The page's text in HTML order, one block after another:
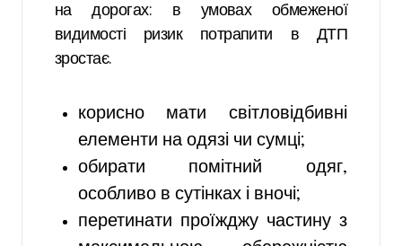
на дорогах: в умовах обмеженої
видимості ризик потрапити в ДТП
зростає.
корисно мати світловідбивні
елементи на одязі чи сумці;
обирати помітний одяг,
особливо в сутінках і вночі;
перетинати проїжджу частину з